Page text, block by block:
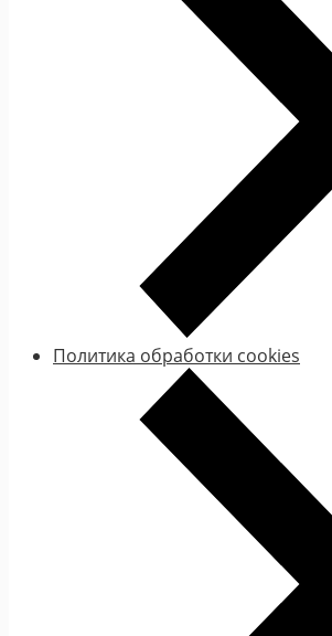
Политика обработки cookies